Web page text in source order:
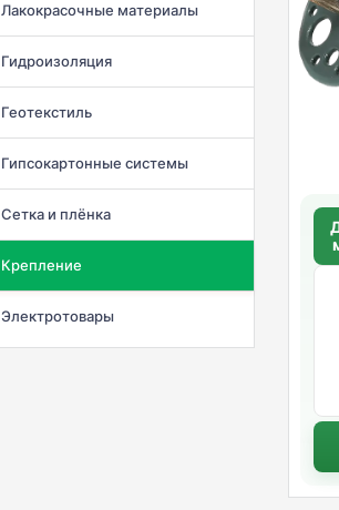
Лакокрасочные материалы
Гидроизоляция
Геотекстиль
Гипсокартонные системы
Сетка и плёнка
Крепление
Электротовары